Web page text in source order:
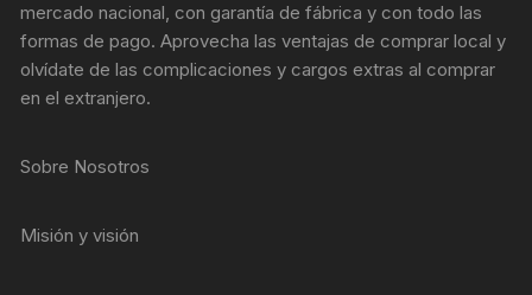
mercado nacional, con garantía de fábrica y con todo las
formas de pago. Aprovecha las ventajas de comprar local y
olvídate de las complicaciones y cargos extras al comprar
en el extranjero.
Sobre Nosotros
Misión y visión